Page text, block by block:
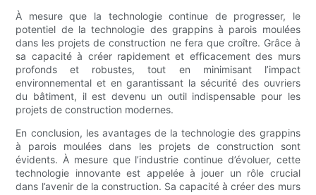
À mesure que la technologie continue de progresser, le
potentiel de la technologie des grappins à parois moulées
dans les projets de construction ne fera que croître. Grâce à
sa capacité à créer rapidement et efficacement des murs
profonds et robustes, tout en minimisant l’impact
environnemental et en garantissant la sécurité des ouvriers
du bâtiment, il est devenu un outil indispensable pour les
projets de construction modernes.
En conclusion, les avantages de la technologie des grappins
à parois moulées dans les projets de construction sont
évidents. À mesure que l’industrie continue d’évoluer, cette
technologie innovante est appelée à jouer un rôle crucial
dans l’avenir de la construction. Sa capacité à créer des murs